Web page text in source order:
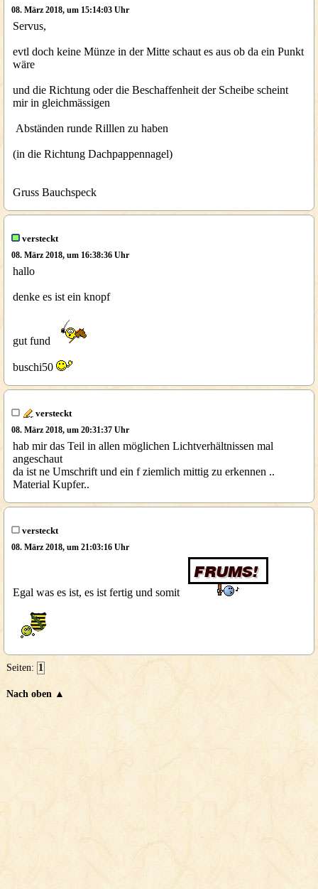
08. März 2018, um 15:14:03 Uhr
Servus,
evtl doch keine Münze in der Mitte schaut es aus ob da ein Punkt
wäre
und die Richtung oder die Beschaffenheit der Scheibe scheint
mir in gleichmässigen
Abständen runde Rilllen zu haben
(in die Richtung Dachpappennagel)
Gruss Bauchspeck
versteckt
08. März 2018, um 16:38:36 Uhr
hallo
denke es ist ein knopf
gut fund
buschi50
versteckt
08. März 2018, um 20:31:37 Uhr
hab mir das Teil in allen möglichen Lichtverhältnissen mal
angeschaut
da ist ne Umschrift und ein f ziemlich mittig zu erkennen ..
Material Kupfer..
versteckt
08. März 2018, um 21:03:16 Uhr
Egal was es ist, es ist fertig und somit
Seiten: 1
Nach oben ▲